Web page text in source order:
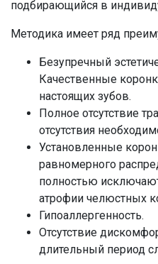
подбирающийся в
Методика имеет ряд
Безупречный
Качественные
настоящих зубов.
Полное отсутствие
отсутствия
Установленные
равномерного
полностью
атрофии челюстных
Гипоаллергенность.
Отсутствие
длительный период